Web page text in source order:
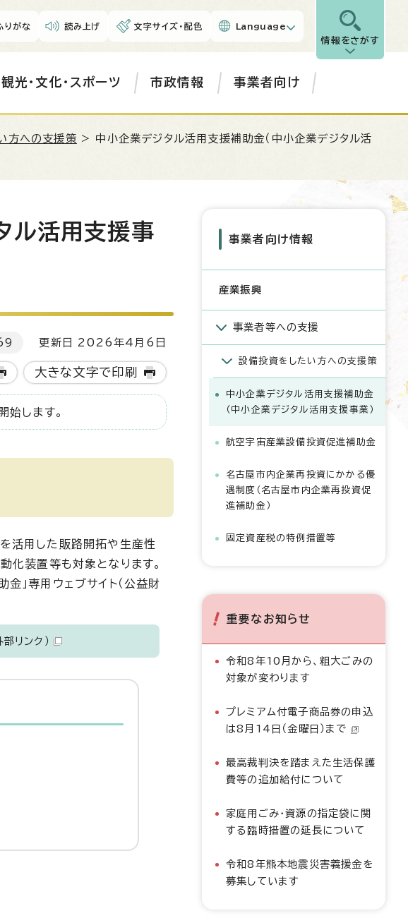
りがな 読み上げ 文字サイズ・配色 Language
情報をさがす
観光・文化・スポーツ 市政情報 事業者向け
方への支援策 > 中小企業デジタル活用支援補助金（中小企業デジタル活
ル活用支援事
更新日 2026年4月6日
大きな文字で印刷
します。
活用した販路開拓や生産性
化装置等も対象となります。
」専用ウェブサイト（公益財
部リンク）
事業者向け情報
産業振興
事業者等への支援
設備投資をしたい方への支援策
中小企業デジタル活用支援補助金
（中小企業デジタル活用支援事業）
航空宇宙産業設備投資促進補助金
名古屋市内企業再投資にかかる優
遇制度（名古屋市内企業再投資促
進補助金）
固定資産税の特例措置等
重要なお知らせ
令和8年10月から、粗大ごみの
対象が変わります
プレミアム付電子商品券の申込
は8月14日（金曜日）まで
最高裁判決を踏まえた生活保護
費等の追加給付について
家庭用ごみ・資源の指定袋に関
する臨時措置の延長について
令和8年熊本地震災害義援金を
募集しています